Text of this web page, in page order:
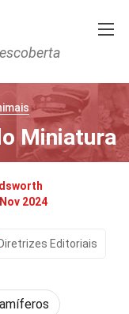
Miniatura
2024
Diretrizes Editoriais